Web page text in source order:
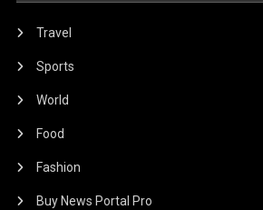
Travel
Sports
World
Food
Fashion
Buy News Portal Pro